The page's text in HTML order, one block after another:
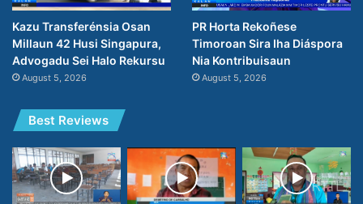
Kazu Transferénsia Osan
Millaun 42 Husi Singapura,
Advogadu Sei Halo Rekursu
August 5, 2026
PR Horta Rekoñese
Timoroan Sira Iha Diáspora
Nia Kontribuisaun
August 5, 2026
Best Reviews